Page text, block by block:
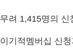
무려 1,415명의
이기적멤버십 신